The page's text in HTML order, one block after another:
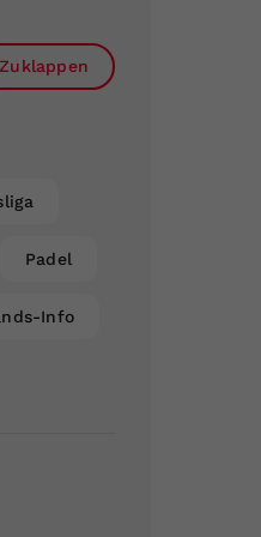
Zuklappen
Padel
Info